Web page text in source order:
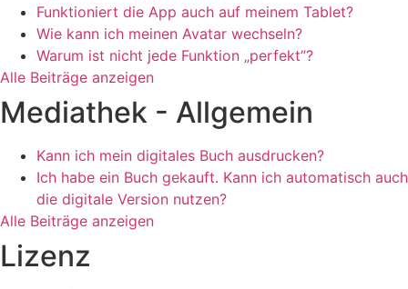
Funktioniert die App auch auf meinem Tablet?
Wie kann ich meinen Avatar wechseln?
Warum ist nicht jede Funktion „perfekt”?
Alle Beiträge anzeigen
Mediathek - Allgemein
Kann ich mein digitales Buch ausdrucken?
Ich habe ein Buch gekauft. Kann ich automatisch auch
die digitale Version nutzen?
Alle Beiträge anzeigen
Lizenz